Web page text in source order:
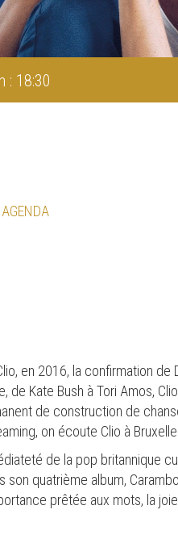
: 18:30
en 2016, la confirmation
de Kate Bush à Tori Amos,
de construction de
on écoute Clio à
de la pop britannique
quatrième album,
prêtée aux mots, la